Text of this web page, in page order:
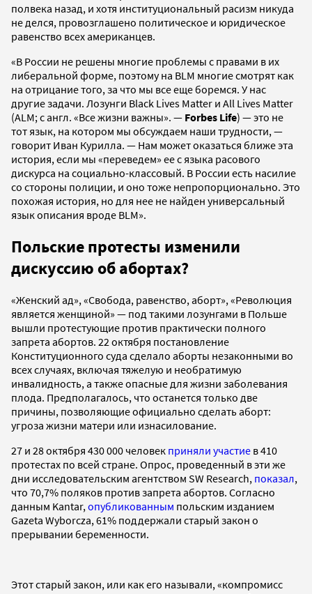
полвека назад, и хотя институциональный расизм никуда
не делся, провозглашено политическое и юридическое
равенство всех американцев.
«В России не решены многие проблемы с правами в их
либеральной форме, поэтому на BLM многие смотрят как
на отрицание того, за что мы все еще боремся. У нас
другие задачи. Лозунги Black Lives Matter и All Lives Matter
(ALM; с англ. «Все жизни важны». — Forbes Life) — это не
тот язык, на котором мы обсуждаем наши трудности, —
говорит Иван Курилла. — Нам может оказаться ближе эта
история, если мы «переведем» ее с языка расового
дискурса на социально-классовый. В России есть насилие
со стороны полиции, и оно тоже непропорционально. Это
похожая история, но для нее не найден универсальный
язык описания вроде BLM».
Польские протесты изменили
дискуссию об абортах?
«Женский ад», «Свобода, равенство, аборт», «Революция
является женщиной» — под такими лозунгами в Польше
вышли протестующие против практически полного
запрета абортов. 22 октября постановление
Конституционного суда сделало аборты незаконными во
всех случаях, включая тяжелую и необратимую
инвалидность, а также опасные для жизни заболевания
плода. Предполагалось, что останется только две
причины, позволяющие официально сделать аборт:
угроза жизни матери или изнасилование.
27 и 28 октября 430 000 человек приняли участие в 410
протестах по всей стране. Опрос, проведенный в эти же
дни исследовательским агентством SW Research, показал,
что 70,7% поляков против запрета абортов. Согласно
данным Kantar,опубликованным польским изданием
Gazeta Wyborcza, 61% поддержали старый закон о
прерывании беременности.
Этот старый закон, или как его называли, «компромисс